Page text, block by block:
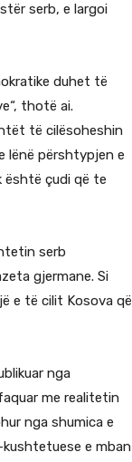
serb, e largoi
duhet të
thotë ai.
të cilësoheshin
lënë përshtypjen e
është çudi që te
serb
gjermane. Si
e të cilit Kosova që
nga
me realitetin
nga shumica e
kushtetuese e mban